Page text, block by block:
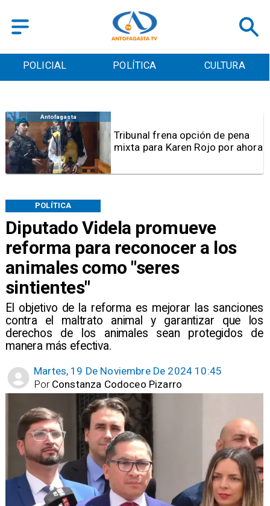
POLICIAL POLÍTICA CULTURA
Diputado Videla promueve
reforma para reconocer a los
animales como "seres
sintientes"
​El objetivo de la reforma es mejorar las sanciones
contra el maltrato animal y garantizar que los
derechos de los animales sean protegidos de
manera más efectiva.
POLÍTICA
Martes, 19 De Noviembre De 2024 10:45
Constanza Codoceo Pizarro
Por
Antofagasta
Tribunal frena opción de pena
mixta para Karen Rojo por ahora